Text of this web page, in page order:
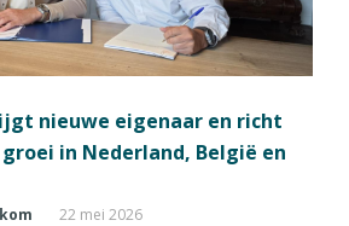
nieuwe eigenaar en richt
in Nederland, België en
22 mei 2026